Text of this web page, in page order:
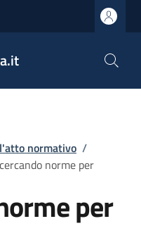
normativo /
norme per
per